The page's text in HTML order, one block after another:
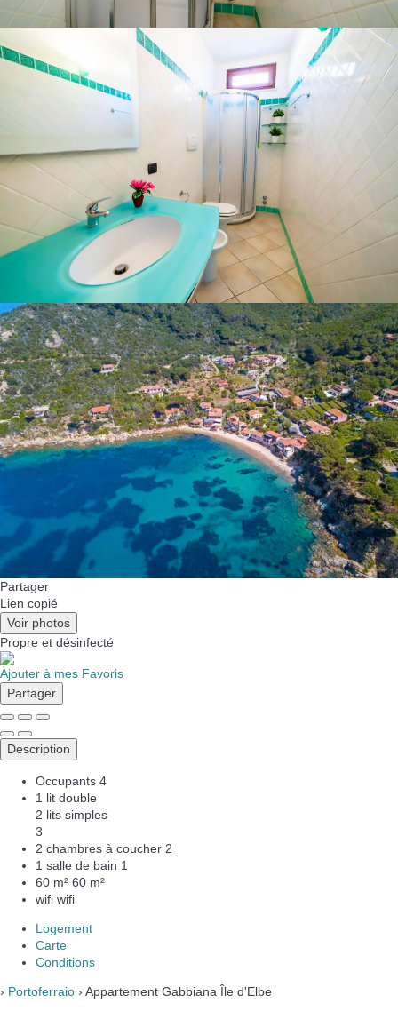
Partager
Lien copié
Voir photos
Propre et désinfecté
Ajouter à mes Favoris
Partager
Description
Occupants 4
1 lit double
2 lits simples
3
2 chambres à coucher 2
1 salle de bain 1
60 m² 60 m²
wifi wifi
Logement
Carte
Conditions
› Portoferraio › Appartement Gabbiana Île d'Elbe